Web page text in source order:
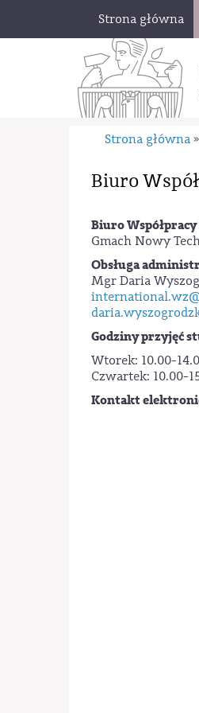
Strona główna
Strona główna »
Biuro
Biuro
Gmach Nowy
Obsługa
Mgr Daria
Godziny przyjęć
Wtorek: 10.00-
Czwartek: 10.00-
Kontakt